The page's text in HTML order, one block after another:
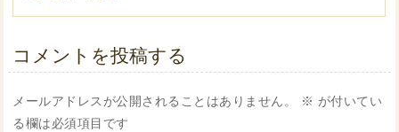
コメントを投稿する
メールアドレスが公開されることはありません。 ※ が付いてい
る欄は必須項目です